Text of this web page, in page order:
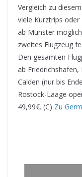
Vergleich zu
viele Kurztrips
ab Münster
zweites Flugzeug
Den gesamten
ab
Calden (nur bis
Rostock-Laage
49,99€. (C) Zu